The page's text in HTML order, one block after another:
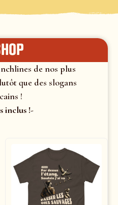
de nos plus
que des slogans
!
inclus !-